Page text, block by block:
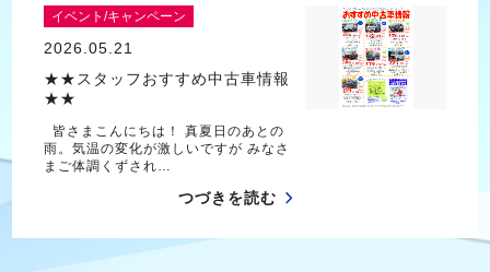
イベント/キャンペーン
2026.05.21
★★スタッフおすすめ中古車情報
★★
皆さまこんにちは！ 真夏日のあとの
雨。気温の変化が激しいですが みなさ
まご体調くずされ…
つづきを読む